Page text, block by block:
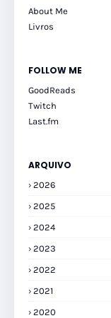
About Me
Livros
FOLLOW ME
GoodReads
Twitch
Last.fm
ARQUIVO
2026
2025
2024
2023
2022
2021
2020